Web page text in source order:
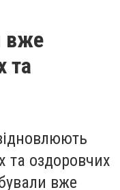
вже
та
та оздоровчих
вже